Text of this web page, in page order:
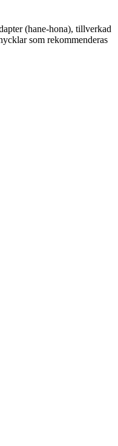
(hane-hona), tillverkad
som rekommenderas